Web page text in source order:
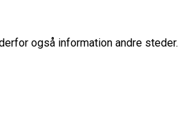
også information andre steder.